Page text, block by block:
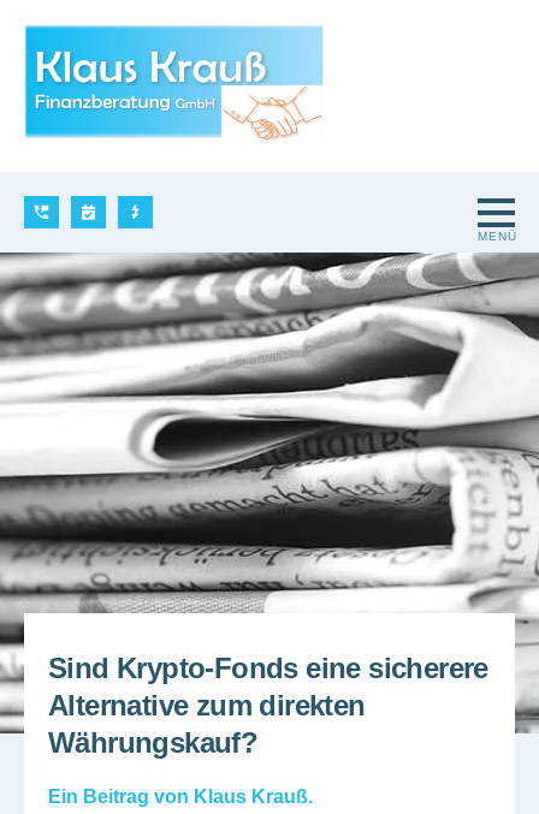
Sind Krypto-Fonds eine sicherere
Alternative zum direkten
Währungskauf?
Ein Beitrag von Klaus Krauß.